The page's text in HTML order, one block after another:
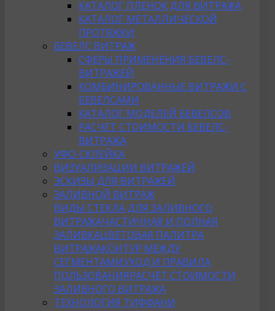
КАТАЛОГ ПЛЕНОК ДЛЯ ВИТРАЖА
КАТАЛОГ МЕТАЛЛИЧЕСКОЙ
ПРОТЯЖКИ
БЕВЕЛС ВИТРАЖ
СФЕРЫ ПРИМЕНЕНИЯ БЕВЕЛС-
ВИТРАЖЕЙ
КОМБИНИРОВАННЫЕ ВИТРАЖИ С
БЕВЕЛСАМИ
КАТАЛОГ МОДЕЛЕЙ БЕВЕЛСОВ
РАСЧЕТ СТОИМОСТИ БЕВЕЛС-
ВИТРАЖА
УФО-СКЛЕЙКА
ВИЗУАЛИЗАЦИИ ВИТРАЖЕЙ
ЭСКИЗЫ ДЛЯ ВИТРАЖЕЙ
ЗАЛИВНОЙ ВИТРАЖ
ВИДЫ СТЕКЛА ДЛЯ ЗАЛИВНОГО
ВИТРАЖАЧАСТИЧНАЯ И ПОЛНАЯ
ЗАЛИВКАЦВЕТОВАЯ ПАЛИТРА
ВИТРАЖАКОНТУР МЕЖДУ
СЕГМЕНТАМИУХОД И ПРАВИЛА
ПОЛЬЗОВАНИЯРАСЧЕТ СТОИМОСТИ
ЗАЛИВНОГО ВИТРАЖА
ТЕХНОЛОГИЯ ТИФФАНИ